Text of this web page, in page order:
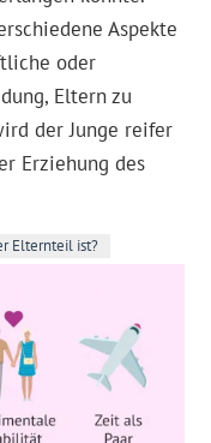
Aspekte
oder
Eltern zu
der Junge reifer
Erziehung des
Elternteil ist?